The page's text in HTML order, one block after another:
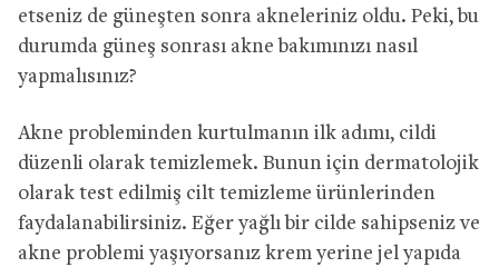
etseniz de güneşten sonra akneleriniz oldu. Peki, bu
durumda güneş sonrası akne bakımınızı nasıl
yapmalısınız?
Akne probleminden kurtulmanın ilk adımı, cildi
düzenli olarak temizlemek. Bunun için dermatolojik
olarak test edilmiş cilt temizleme ürünlerinden
faydalanabilirsiniz. Eğer yağlı bir cilde sahipseniz ve
akne problemi yaşıyorsanız krem yerine jel yapıda